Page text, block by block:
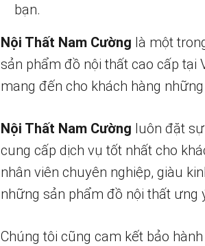
bạn.
Nội Thất Nam Cường là một
sản phẩm đồ nội thất cao cấp tại
mang đến cho khách hàng
Nội Thất Nam Cường luôn đặt
cung cấp dịch vụ tốt nhất cho
nhân viên chuyên nghiệp, giàu
những sản phẩm đồ nội thất ưng
Chúng tôi cũng cam kết bảo